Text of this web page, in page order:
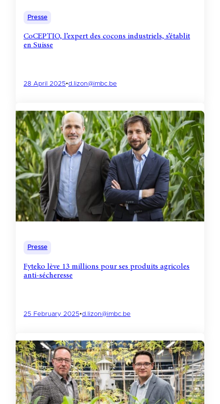
Presse
CoCEPTIO, l’expert des cocons industriels, s’établit
en Suisse
28 April 2025•d.lizon@imbc.be
Presse
Fyteko lève 13 millions pour ses produits agricoles
anti-sécheresse
25 February 2025•d.lizon@imbc.be